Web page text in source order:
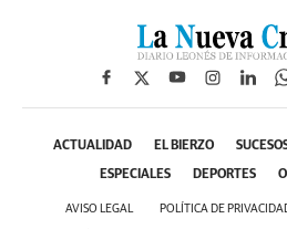
ACTUALIDAD EL BIERZO
ESPECIALES DEPORTES
AVISO LEGAL POLÍTICA DE